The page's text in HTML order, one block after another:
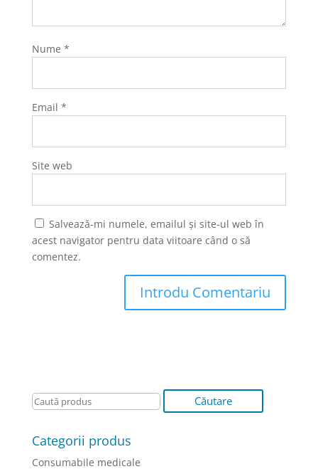
Nume *
Email *
Site web
Salvează-mi numele, emailul și site-ul web în
acest navigator pentru data viitoare când o să
comentez.
Categorii produs
Consumabile medicale